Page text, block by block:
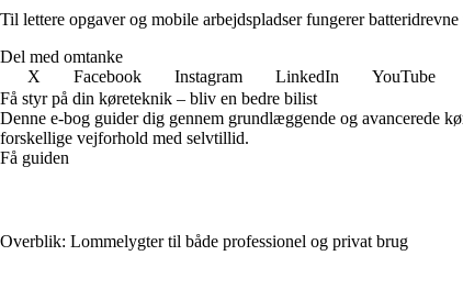
Til lettere opgaver og mobile arbejdspladser fungerer
Del med omtanke
X
Facebook Instagram LinkedIn YouTube
Få styr på din køreteknik – bliv en bedre bilist
Denne e-bog guider dig gennem grundlæggende og avancerede
forskellige vejforhold med selvtillid.
Få guiden
Overblik: Lommelygter til både professionel og privat brug